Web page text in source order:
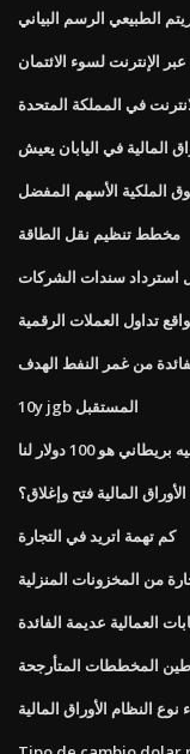
الطبيعي الرسم البياني
الإنترنت لسوء الائتمان
في المملكة المتحدة
المالية في اليابان يعيش
الملكية الأسهم المفضل
مخطط تنظيم نقل الطاقة
استرداد سندات الشركات
تداول العملات الرقمية
من غمر النفط الهدف
10y jgb المستقبل
هو 100 دولار لنا
المالية فتح وإغلاق؟
كم تهمة اتريد في التجارة
من المخزونات المنزلية
العمالية عديمة الفائدة
المخططات المتأرجحة
النظام الأوراق المالية